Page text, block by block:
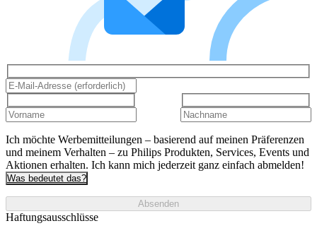
Ich möchte Werbemitteilungen – basierend auf meinen Präferenzen
und meinem Verhalten – zu Philips Produkten, Services, Events und
Aktionen erhalten. Ich kann mich jederzeit ganz einfach abmelden!
Was bedeutet das?
Absenden
Haftungsausschlüsse